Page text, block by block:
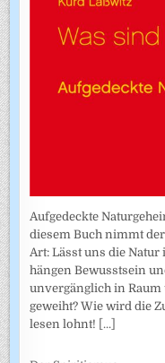
Aufgedeckte
diesem Buch nimmt
Art: Lässt uns die
hängen Bewusstsein
unvergänglich in Raum
geweiht? Wie wird die
lesen lohnt! [...]